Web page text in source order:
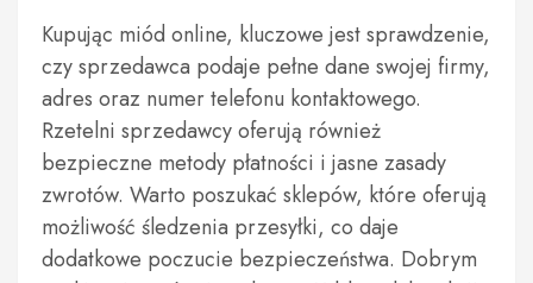
Kupując miód online, kluczowe jest sprawdzenie,
czy sprzedawca podaje pełne dane swojej firmy,
adres oraz numer telefonu kontaktowego.
Rzetelni sprzedawcy oferują również
bezpieczne metody płatności i jasne zasady
zwrotów. Warto poszukać sklepów, które oferują
możliwość śledzenia przesyłki, co daje
dodatkowe poczucie bezpieczeństwa. Dobrym